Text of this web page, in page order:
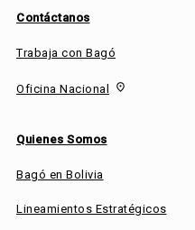
Contáctanos
Trabaja con Bagó
Oficina Nacional fmd_good
Quienes Somos
Bagó en Bolivia
Lineamientos Estratégicos